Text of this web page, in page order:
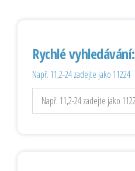
Rychlé vyhledávání:
Např. 11,2-24 zadejte jako 11224